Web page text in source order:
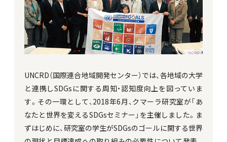
UNCRD（国際連合地域開発センター）では、各地域の大学
と連携しSDGsに関する周知・認知度向上を図っていま
す。その一環として、2018年6月、クマーラ研究室が「あ
なたと世界を変えるSDGsセミナー」を主催しました。ま
ずはじめに、研究室の学生がSDGsのゴールに関する世界